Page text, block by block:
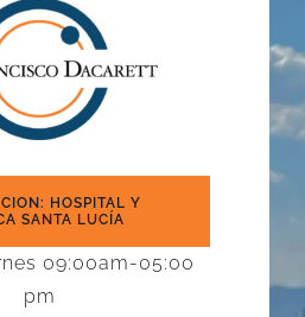
HOSPITAL Y
SANTA LUCÍA
09:00am-05:00
pm